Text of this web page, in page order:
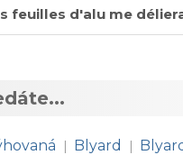
feuilles d'alu me
| Blyard |